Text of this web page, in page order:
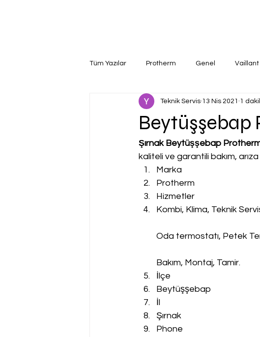
Tüm Yazılar Protherm Genel Vaillant
Beytüşşebap
Teknik Servis 13 Nis 2021 1
Şırnak Beytüşşebap
kaliteli ve garantili bakım,
Marka
Protherm
Hizmetler
Kombi, Klima, Teknik
Oda termostatı, Petek
Bakım, Montaj, Tamir.
İlçe
Beytüşşebap
İl
Şırnak
Phone